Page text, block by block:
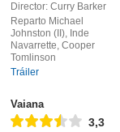
Director: Curry Barker
Reparto Michael
Johnston (II), Inde
Navarrette, Cooper
Tomlinson
Tráiler
Vaiana
3,3